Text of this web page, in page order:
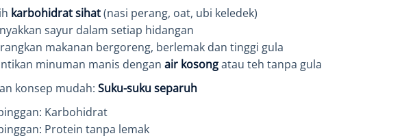
karbohidrat sihat(nasi perang, oat, ubi keledek)
sayur dalam setiap hidangan
makanan bergoreng, berlemak dan tinggi gula
minuman manis dengan air kosongatau teh tanpa gula
konsep mudah: Suku-suku separuh
Karbohidrat
Protein tanpa lemak